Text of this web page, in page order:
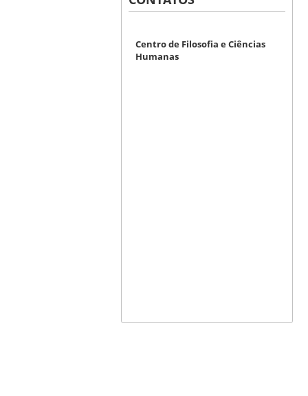
Centro de Filosofia e Ciências
Humanas